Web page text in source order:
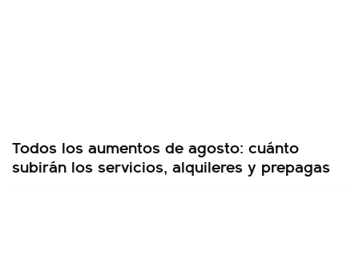
Todos los aumentos de agosto: cuánto
subirán los servicios, alquileres y prepagas